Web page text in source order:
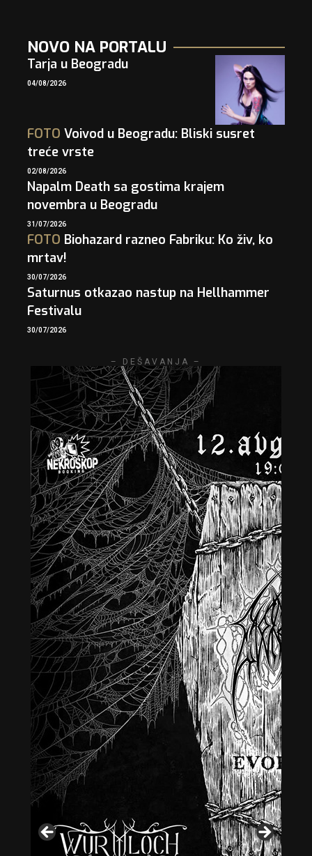
NOVO NA PORTALU
Tarja u Beogradu
04/08/2026
FOTO Voivod u Beogradu: Bliski susret
treće vrste
02/08/2026
Napalm Death sa gostima krajem
novembra u Beogradu
31/07/2026
FOTO Biohazard razneo Fabriku: Ko živ, ko
mrtav!
30/07/2026
Saturnus otkazao nastup na Hellhammer
Festivalu
30/07/2026
– DEŠAVANJA –